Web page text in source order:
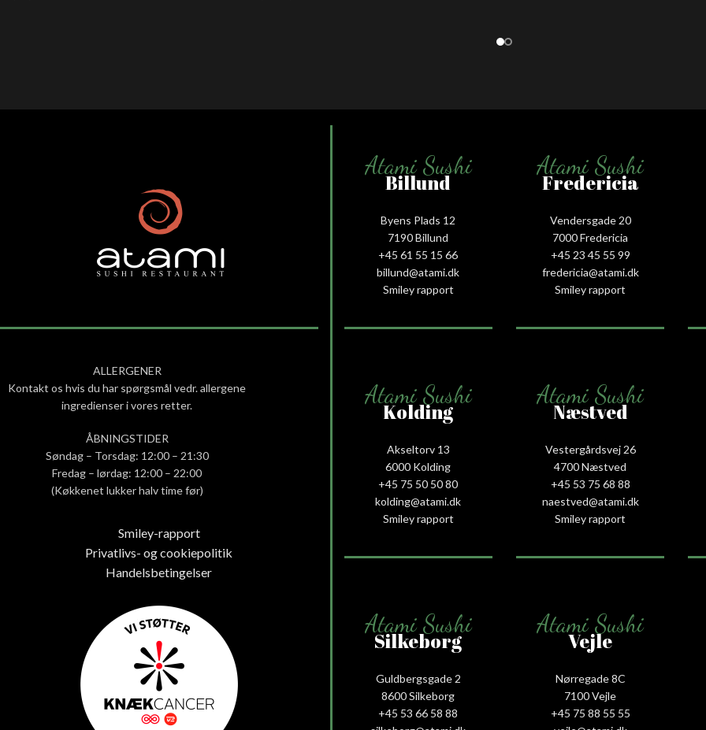
ALLERGENER
Kontakt os hvis du har spørgsmål vedr. allergene
ingredienser i vores retter.
ÅBNINGSTIDER
Søndag – Torsdag: 12:00 – 21:30
Fredag – lørdag: 12:00 – 22:00
(Køkkenet lukker halv time før)
Smiley-rapport
Privatlivs- og cookiepolitik
Handelsbetingelser
Atami Sushi
Billund
Byens Plads 12
7190 Billund
+45 61 55 15 66‬
billund@atami.dk
Smiley rapport
Atami Sushi
Fredericia
Vendersgade 20
7000 Fredericia
+45 23 45 55 99
fredericia@atami.dk
Smiley rapport
Atami Sushi
Kolding
Akseltorv 13
6000 Kolding
+45 75 50 50 80
kolding@atami.dk
Smiley rapport
Atami Sushi
Næstved
Vestergårdsvej 26
4700 Næstved
+45 53 75 68 88
naestved@atami.dk
Smiley rapport
Atami Sushi
Silkeborg
Guldbergsgade 2
8600 Silkeborg
+45 53 66 58 88
Atami Sushi
Vejle
Nørregade 8C
7100 Vejle
+45 75 88 55 55